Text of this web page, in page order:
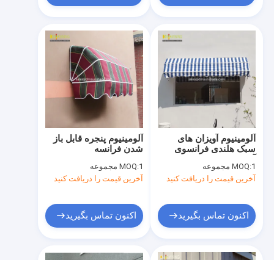
آلومینیوم پنجره قابل باز
شدن فرانسه
MOQ:1 مجموعه
آخرین قیمت را دریافت کنید
اکنون تماس بگیرید
آلومینیوم آویزان های
سبک هلندی فرانسوی
MOQ:1 مجموعه
آخرین قیمت را دریافت کنید
اکنون تماس بگیرید